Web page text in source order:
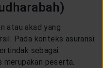
atau akad yang
Pada konteks asuransi
sebagai
peserta.